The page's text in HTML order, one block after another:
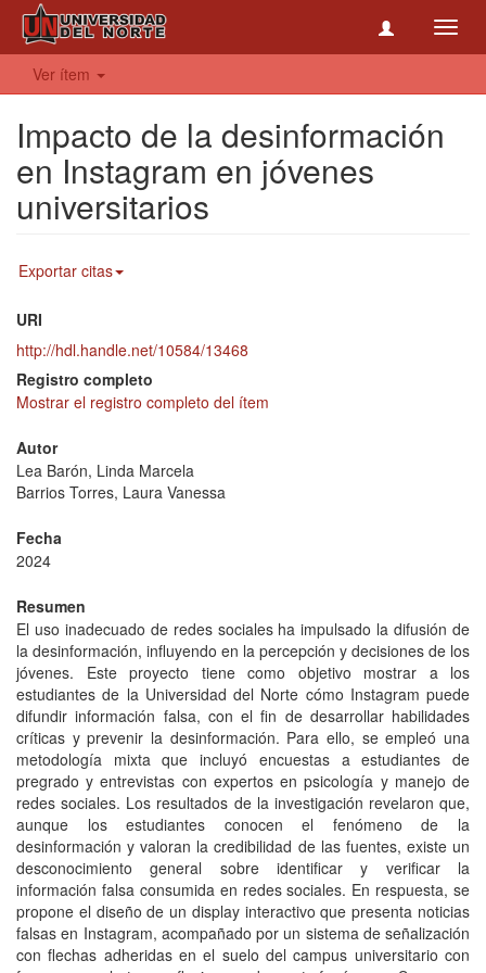
Ver ítem
Impacto de la desinformación
en Instagram en jóvenes
universitarios
Exportar citas
URI
http://hdl.handle.net/10584/13468
Registro completo
Mostrar el registro completo del ítem
Autor
Lea Barón, Linda Marcela
Barrios Torres, Laura Vanessa
Fecha
2024
Resumen
El uso inadecuado de redes sociales ha impulsado la difusión de
la desinformación, influyendo en la percepción y decisiones de los
jóvenes. Este proyecto tiene como objetivo mostrar a los
estudiantes de la Universidad del Norte cómo Instagram puede
difundir información falsa, con el fin de desarrollar habilidades
críticas y prevenir la desinformación. Para ello, se empleó una
metodología mixta que incluyó encuestas a estudiantes de
pregrado y entrevistas con expertos en psicología y manejo de
redes sociales. Los resultados de la investigación revelaron que,
aunque los estudiantes conocen el fenómeno de la
desinformación y valoran la credibilidad de las fuentes, existe un
desconocimiento general sobre identificar y verificar la
información falsa consumida en redes sociales. En respuesta, se
propone el diseño de un display interactivo que presenta noticias
falsas en Instagram, acompañado por un sistema de señalización
con flechas adheridas en el suelo del campus universitario con